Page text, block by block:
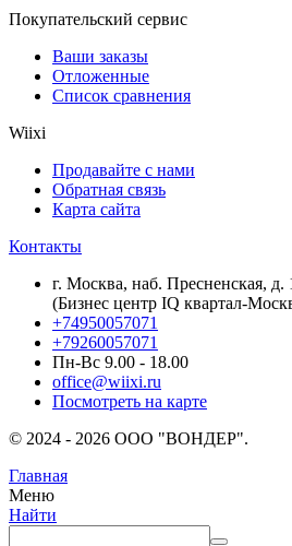
Покупательский сервис
Ваши заказы
Отложенные
Список сравнения
Wiixi
Продавайте с нами
Обратная связь
Карта сайта
Контакты
г. Москва, наб. Пресненская,
(Бизнес центр IQ квартал-
+74950057071
+79260057071
Пн-Вс 9.00 - 18.00
office@wiixi.ru
Посмотреть на карте
© 2024 - 2026 ООО "ВОНДЕР".
Главная
Меню
Найти